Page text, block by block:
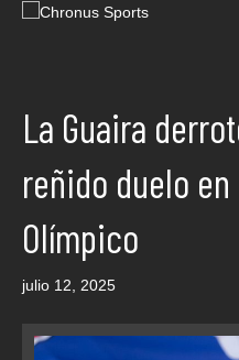
La Guaira
reñido duelo
Olímpico
julio 12, 2025